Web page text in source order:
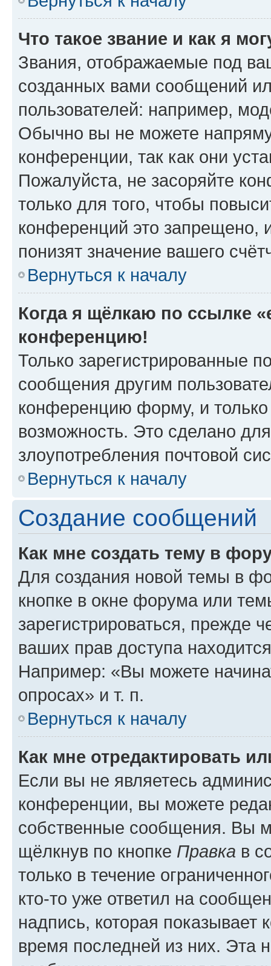
Что такое звание и как я
Звания, отображаемые под
созданных вами сообщений
пользователей: например,
Обычно вы не можете
конференции, так как они
Пожалуйста, не засоряйте
только для того, чтобы
конференций это запрещено,
понизят значение вашего
Вернуться к началу
Когда я щёлкаю по ссылке
конференцию!
Только зарегистрированные
сообщения другим
конференцию форму, и
возможность. Это сделано
злоупотребления почтовой
Вернуться к началу
Создание сообщений
Как мне создать тему в
Для создания новой темы в
кнопке в окне форума или
зарегистрироваться, прежде
ваших прав доступа
Например: «Вы можете
опросах» и т. п.
Вернуться к началу
Как мне отредактировать
Если вы не являетесь
конференции, вы можете
собственные сообщения. Вы
щёлкнув по кнопке Правка в
только в течение
кто-то уже ответил на
надпись, которая показывает
время последней из них. Эта